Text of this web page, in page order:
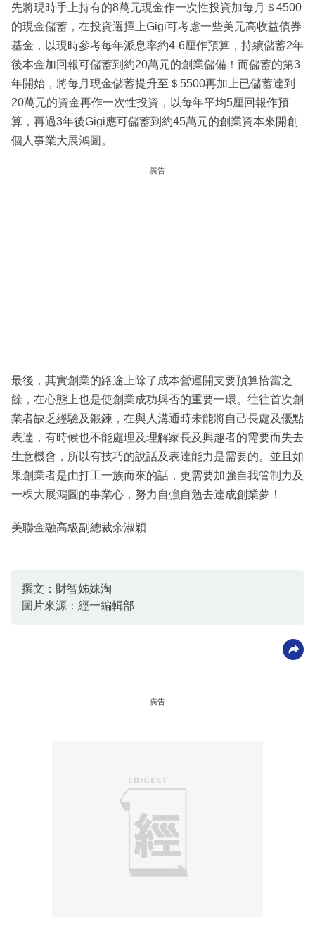
先將現時手上持有的8萬元現金作一次性投資加每月＄4500
的現金儲蓄，在投資選擇上Gigi可考慮一些美元高收益債券
基金，以現時參考每年派息率約4-6厘作預算，持續儲蓄2年
後本金加回報可儲蓄到約20萬元的創業儲備！而儲蓄的第3
年開始，將每月現金儲蓄提升至＄5500再加上已儲蓄達到
20萬元的資金再作一次性投資，以每年平均5厘回報作預
算，再過3年後Gigi應可儲蓄到約45萬元的創業資本來開創
個人事業大展鴻圖。
廣告
最後，其實創業的路途上除了成本營運開支要預算恰當之
餘，在心態上也是使創業成功與否的重要一環。往往首次創
業者缺乏經驗及鍛鍊，在與人溝通時未能將自己長處及優點
表達，有時候也不能處理及理解家長及興趣者的需要而失去
生意機會，所以有技巧的說話及表達能力是需要的。並且如
果創業者是由打工一族而來的話，更需要加強自我管制力及
一棵大展鴻圖的事業心，努力自強自勉去達成創業夢！
美聯金融高級副總裁余淑穎
撰文：財智姊妹淘
圖片來源：經一編輯部
廣告